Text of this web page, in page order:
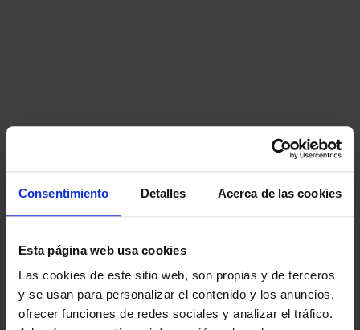
Consentimiento Detalles Acerca de las cookies
Esta página web usa cookies
Las cookies de este sitio web, son propias y de terceros
y se usan para personalizar el contenido y los anuncios,
ofrecer funciones de redes sociales y analizar el tráfico.